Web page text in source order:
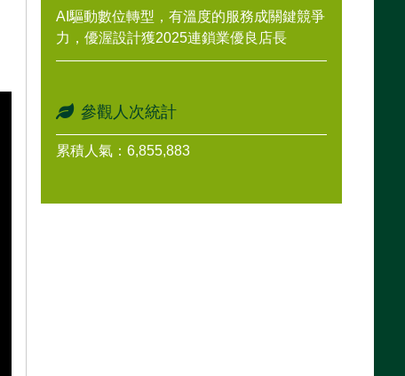
AI驅動數位轉型，有溫度的服務成關鍵競爭
力，優渥設計獲2025連鎖業優良店長
參觀人次統計
累積人氣：6,855,883